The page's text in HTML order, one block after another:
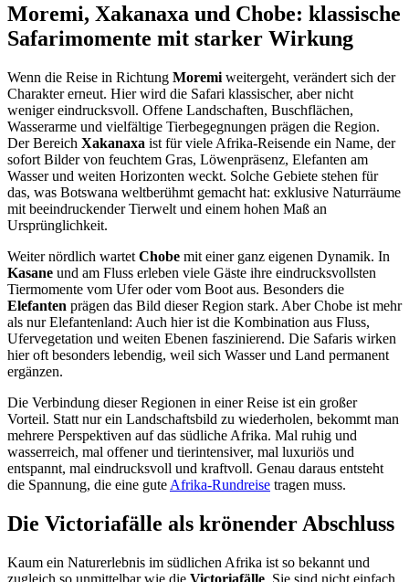
Moremi, Xakanaxa und Chobe: klassische
Safarimomente mit starker Wirkung
Wenn die Reise in Richtung Moremi weitergeht, verändert sich der
Charakter erneut. Hier wird die Safari klassischer, aber nicht
weniger eindrucksvoll. Offene Landschaften, Buschflächen,
Wasserarme und vielfältige Tierbegegnungen prägen die Region.
Der Bereich Xakanaxa ist für viele Afrika-Reisende ein Name, der
sofort Bilder von feuchtem Gras, Löwenpräsenz, Elefanten am
Wasser und weiten Horizonten weckt. Solche Gebiete stehen für
das, was Botswana weltberühmt gemacht hat: exklusive Naturräume
mit beeindruckender Tierwelt und einem hohen Maß an
Ursprünglichkeit.
Weiter nördlich wartet Chobe mit einer ganz eigenen Dynamik. In
Kasane und am Fluss erleben viele Gäste ihre eindrucksvollsten
Tiermomente vom Ufer oder vom Boot aus. Besonders die
Elefanten prägen das Bild dieser Region stark. Aber Chobe ist mehr
als nur Elefantenland: Auch hier ist die Kombination aus Fluss,
Ufervegetation und weiten Ebenen faszinierend. Die Safaris wirken
hier oft besonders lebendig, weil sich Wasser und Land permanent
ergänzen.
Die Verbindung dieser Regionen in einer Reise ist ein großer
Vorteil. Statt nur ein Landschaftsbild zu wiederholen, bekommt man
mehrere Perspektiven auf das südliche Afrika. Mal ruhig und
wasserreich, mal offener und tierintensiver, mal luxuriös und
entspannt, mal eindrucksvoll und kraftvoll. Genau daraus entsteht
die Spannung, die eine gute Afrika-Rundreise tragen muss.
Die Victoriafälle als krönender Abschluss
Kaum ein Naturerlebnis im südlichen Afrika ist so bekannt und
zugleich so unmittelbar wie die Victoriafälle . Sie sind nicht einfach